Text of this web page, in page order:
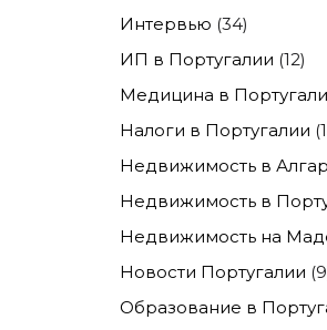
Интервью (34)
ИП в Португалии (12)
Медицина в
Налоги в Португалии
Недвижимость в
Недвижимость в
Недвижимость на
Новости Португалии
Образование в